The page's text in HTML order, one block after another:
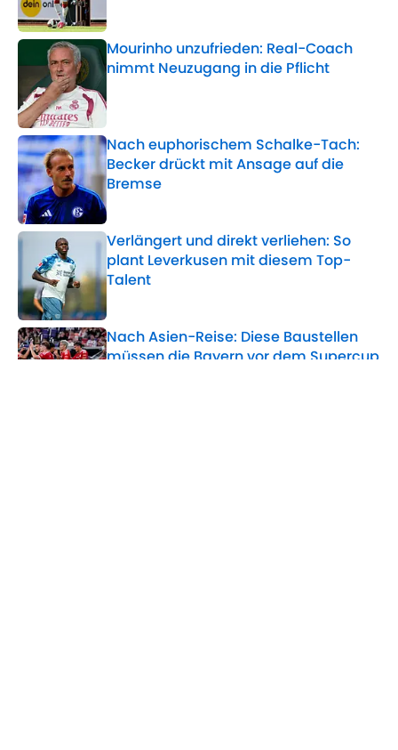
Mourinho unzufrieden: Real-Coach
nimmt Neuzugang in die Pflicht
Nach euphorischem Schalke-Tach:
Becker drückt mit Ansage auf die
Bremse
Published by on Invalid Date
Verlängert und direkt verliehen: So
plant Leverkusen mit diesem Top-
Talent
Published by on Invalid Date
Nach Asien-Reise: Diese Baustellen
müssen die Bayern vor dem Supercup